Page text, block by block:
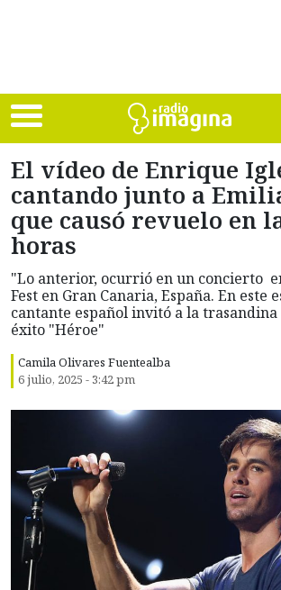
El vídeo de Enrique
cantando junto a
que causó revuelo en
horas
"Lo anterior, ocurrió en un concierto
Fest en Gran Canaria, España. En este
cantante español invitó a la trasandina
éxito "Héroe"
Camila Olivares Fuentealba
6 julio, 2025 - 3:42 pm